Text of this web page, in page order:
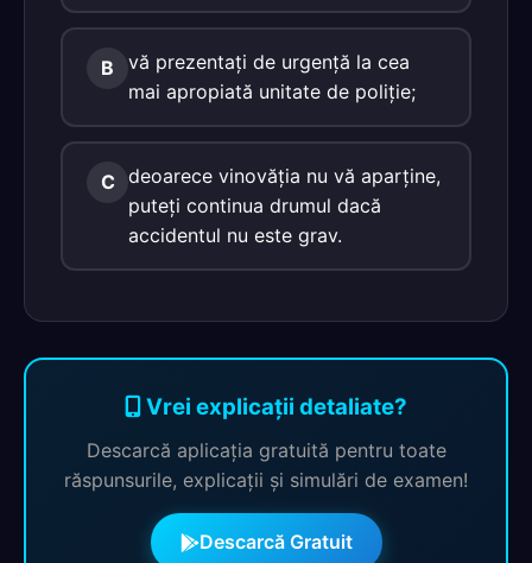
B
vă prezentaţi de urgenţă la cea
mai apropiată unitate de poliţie;
C deoarece vinovăţia nu vă aparţine,
puteţi continua drumul dacă
accidentul nu este grav.
Vrei explicații detaliate?
Descarcă aplicația gratuită pentru toate
răspunsurile, explicații și simulări de examen!
Descarcă Gratuit